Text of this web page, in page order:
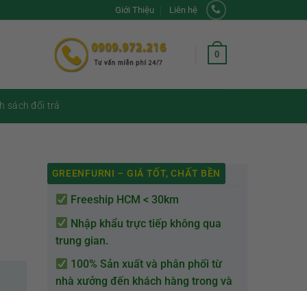
Giới Thiệu Liên hệ
0
sách đổi trả
GREENFURNI – GIÁ TỐT, CHẤT BỀN
Freeship HCM < 30km
Nhập khẩu trực tiếp không qua
trung gian.
100% Sản xuất và phân phối từ
nhà xưởng đến khách hàng trong và